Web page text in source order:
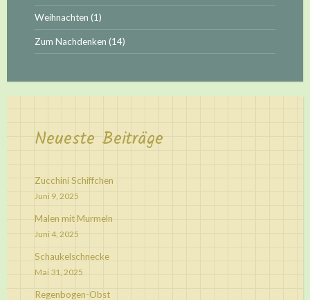
Weihnachten (1)
Zum Nachdenken (14)
Neueste Beiträge
Zucchini Schiffchen
Juni 9, 2025
Malen mit Murmeln
Juni 4, 2025
Schaukelschnecke
Mai 31, 2025
Regenbogen-Obst